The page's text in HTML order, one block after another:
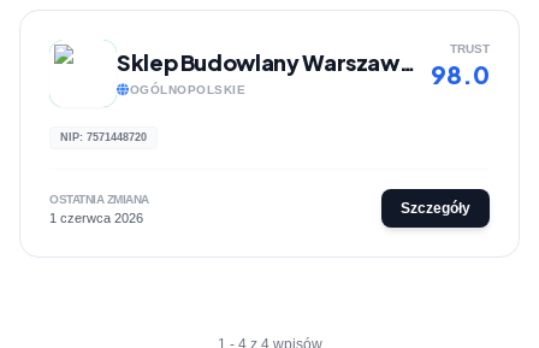
Sklep Budowlany Warszawa - Milabud
OGÓLNOPOLSKIE
TRUST
98.0
NIP: 7571448720
OSTATNIA ZMIANA
1 czerwca 2026
Szczegóły
1 - 4 z 4 wpisów